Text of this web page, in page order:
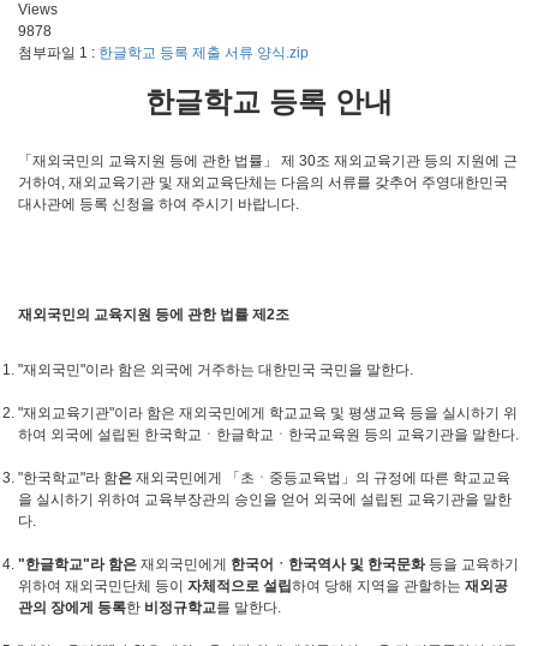
Views
9878
첨부파일 1 : 한글학교 등록 제출 서류 양식.zip
한글학교 등록 안내
「재외국민의 교육지원 등에 관한 법률」 제 30조 재외교육기관 등의 지원에 근
거하여, 재외교육기관 및 재외교육단체는 다음의 서류를 갖추어 주영대한민국
대사관에 등록 신청을 하여 주시기 바랍니다.
재외국민의 교육지원 등에 관한 법률 제 2조
"재외국민"이라 함은 외국에 거주하는 대한민국 국민을 말한다.
"재외교육기관"이라 함은 재외국민에게 학교교육 및 평생교육 등을 실시하기 위
하여 외국에 설립된 한국학교ㆍ한글학교ㆍ한국교육원 등의 교육기관을 말한다.
"한국학교"라 함은 재외국민에게 「초ㆍ중등교육법」의 규정에 따른 학교교육
을 실시하기 위하여 교육부장관의 승인을 얻어 외국에 설립된 교육기관을 말한
다.
"한글학교"라 함은 재외국민에게 한국어ㆍ한국역사 및 한국문화등을 교육하기
위하여 재외국민단체 등이 자체적으로 설립하여 당해 지역을 관할하는 재외공
관의 장에게 등록한 비정규학교를 말한다.